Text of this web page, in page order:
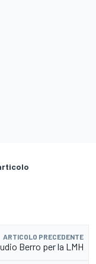
ARTICOLO PRECEDENTE
Berro per la LMH